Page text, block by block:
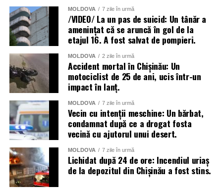
aproape două mii de angajați ai Ministerului Afacerilor
Interne, dar și toate serviciile specializate de nivel local,
raional și național.
Menționăm că meteorologii prognozează vreme instabilă
și pentru următoarele zile.
MOLDOVA 7 zile în urmă
/VIDEO/ La un pas de suicid: Un tânăr a
amenințat că se aruncă în gol de la
etajul 16. A fost salvat de pompieri.
MOLDOVA 2 zile în urmă
Accident mortal în Chișinău: Un
motociclist de 25 de ani, ucis într-un
impact în lanț.
MOLDOVA 7 zile în urmă
Vecin cu intenții meschine: Un bărbat,
condamnat după ce a drogat fosta
vecină cu ajutorul unui desert.
MOLDOVA 7 zile în urmă
Lichidat după 24 de ore: Incendiul uriaș
de la depozitul din Chișinău a fost stins.